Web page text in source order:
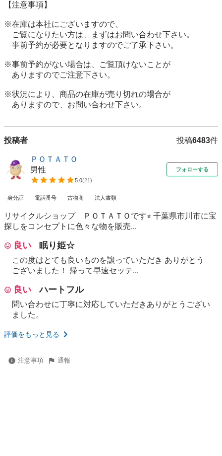
【注意事項】
※在庫は本社にございますので、
ご覧になりたい方は、まずはお問い合わせ下さい。
事前予約が必要となりますのでご了承下さい。
※事前予約がない場合は、ご覧頂けないことが
ありますのでご注意下さい。
※状況により、商品の在庫が売り切れの場合が
ありますので、お問い合わせ下さい。
投稿者 投稿6483件
ＰＯＴＡＴＯ
男性
5.0(21)
フォローする
身分証 電話番号 古物商 法人書類
リサイクルショップ ＰＯＴＡＴＯです⭐︎ 千葉県市川市に宝
探しをコンセプトに色々な物を販売...
良い 眠り姫☆
この度はとても良いものを譲っていただき ありがとう
ございました！ 帰って早速セッテ...
良い ハートフル
問い合わせに丁寧に対応していただきありがとうござい
ました。
評価をもっと見る
注意事項 通報